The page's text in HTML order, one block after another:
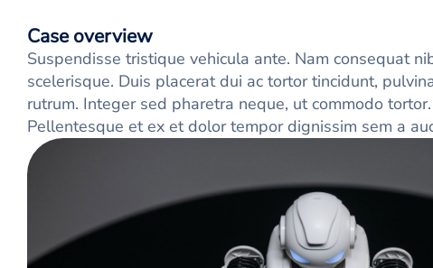
Case overview
Suspendisse tristique vehicula ante. Nam consequat
scelerisque. Duis placerat dui ac tortor tincidunt,
rutrum. Integer sed pharetra neque, ut commodo
Pellentesque et ex et dolor tempor dignissim sem a